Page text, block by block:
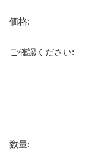
価格:
ご確認ください:
数量: